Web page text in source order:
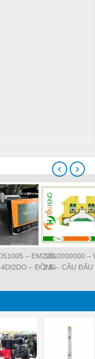
– EM220-
– ĐỒNG
ĐIỆN ÁP –
1010000000 –
2.5 – CẦU ĐẤU
‹ ›